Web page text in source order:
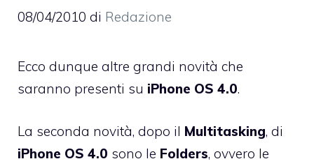
08/04/2010 di Redazione
Ecco dunque altre grandi novità che
saranno presenti su iPhone OS 4.0.
La seconda novità, dopo il Multitasking, di
iPhone OS 4.0 sono le Folders, ovvero le